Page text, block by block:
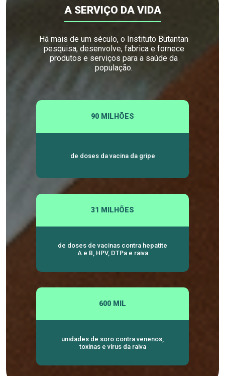
A SERVIÇO DA VIDA
Há mais de um século, o Instituto Butantan
pesquisa, desenvolve, fabrica e fornece
produtos e serviços para a saúde da
população.
90 MILHÕES
de doses da vacina da gripe
31 MILHÕES
de doses de vacinas contra hepatite
A e B, HPV, DTPa e raiva
600 MIL
unidades de soro contra venenos,
toxinas e vírus da raiva